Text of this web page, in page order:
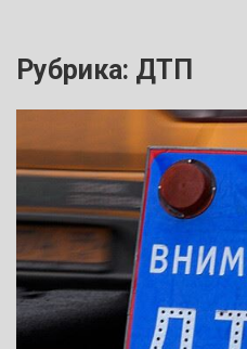
Рубрика: ДТП